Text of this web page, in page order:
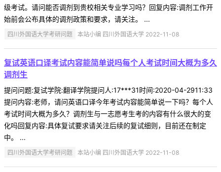
级考试。请问能否调剂到贵校相关专业学习吗？回复内容:调剂工作开
始前会公布具体的调剂政策和要求，请关注。 ...
四川外国语大学考研问题 本站小编 四川外国语大学 2022-11-08
复试英语口译考试内容能简单说吗每个人考试时间大概为多久
调剂生
提问问题:复试学院:翻译学院提问人:17***31时间:2020-04-2911:33
提问内容:老师，请问英语口译今年考试内容能简单说一下吗？每个人
考试时间大概为多久？调剂生与一志愿考生考的内容有什么很大的变
化吗回复内容:具体复试要求请关注后续的复试细则，目前还在制定
中。 ...
四川外国语大学考研问题 本站小编 四川外国语大学 2022-11-08